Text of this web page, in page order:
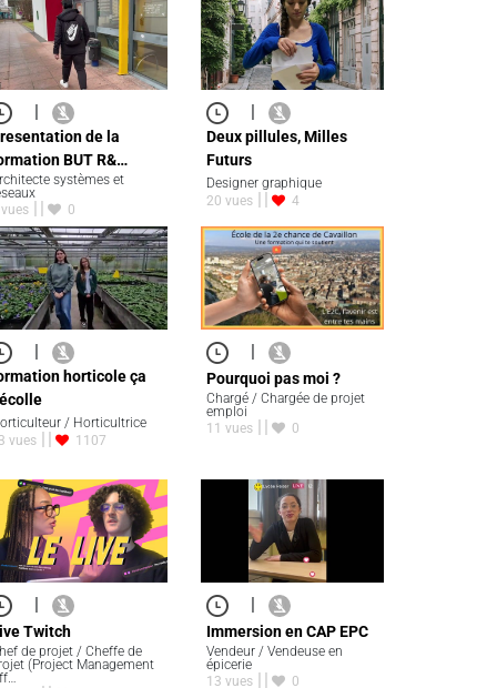
|
de la
BUT R&…
systèmes et
0
|
Deux pillules, Milles
Futurs
Designer graphique
20 vues
4
horticole ça
/ Horticultrice
vues
1107
|
Pourquoi pas moi ?
Chargé / Chargée de projet
emploi
11 vues
0
|
Twitch
de projet / Cheffe de
(Project Management
|
Immersion en CAP EPC
Vendeur / Vendeuse en
épicerie
13 vues
0